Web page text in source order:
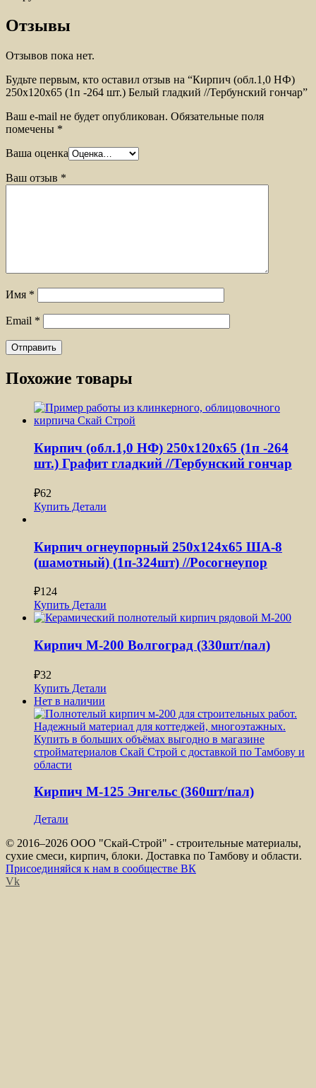
Отзывы
Отзывов пока нет.
Будьте первым, кто оставил отзыв на “Кирпич (обл.1,0 НФ)
250x120x65 (1п -264 шт.) Белый гладкий //Тербунский гончар”
Ваш e-mail не будет опубликован. Обязательные поля
помечены *
Ваша оценка
Ваш отзыв *
Имя *
Email *
Похожие товары
Кирпич (обл.1,0 НФ) 250x120x65 (1п -264
шт.) Графит гладкий //Тербунский гончар
₽62
Купить Детали
Кирпич огнеупорный 250х124х65 ША-8
(шамотный) (1п-324шт) //Росогнеупор
₽124
Купить Детали
Кирпич М-200 Волгоград (330шт/пал)
₽32
Купить Детали
Нет в наличии
Кирпич М-125 Энгельс (360шт/пал)
Детали
© 2016–2026 ООО "Скай-Строй" - строительные материалы,
сухие смеси, кирпич, блоки. Доставка по Тамбову и области.
Присоединяйся к нам в сообществе ВК
Vk